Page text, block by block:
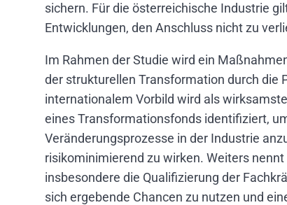
sichern. Für die österreichische Industrie
Entwicklungen, den Anschluss nicht zu
Im Rahmen der Studie wird ein
der strukturellen Transformation durch die
internationalem Vorbild wird als
eines Transformationsfonds identifiziert,
Veränderungsprozesse in der Industrie
risikominimierend zu wirken. Weiters
insbesondere die Qualifizierung der
sich ergebende Chancen zu nutzen und